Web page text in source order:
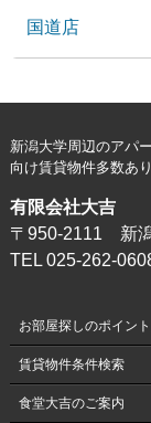
国道店
新潟大学周辺のアパ
向け賃貸物件多数あ
有限会社大吉
〒950-2111 新
TEL 025-262-
お部屋探しのポイン
賃貸物件条件検索
食堂大吉のご案内